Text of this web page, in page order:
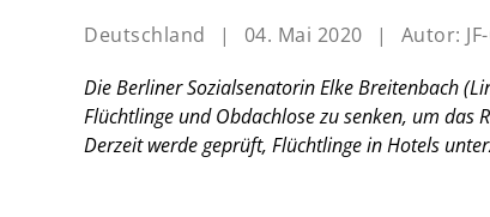
Deutschland | 04. Mai 2020 | Autor:
Die Berliner Sozialsenatorin Elke Breitenbach
Flüchtlinge und Obdachlose zu senken, um das
Derzeit werde geprüft, Flüchtlinge in Hotels